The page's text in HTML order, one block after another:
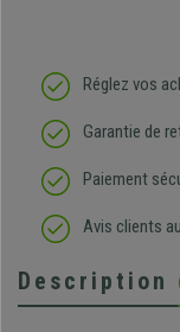
Réglez vos
Garantie de
Paiement
Avis clients
Description